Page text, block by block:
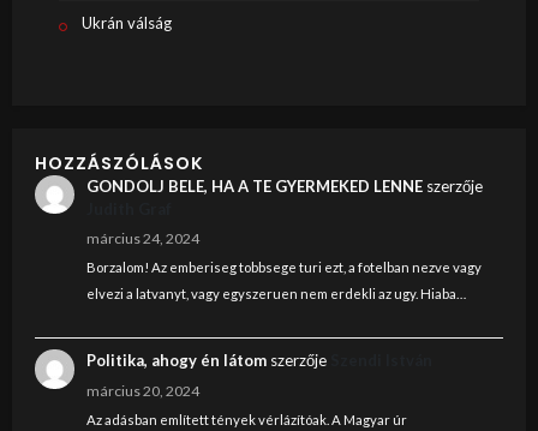
Ukrán válság
HOZZÁSZÓLÁSOK
GONDOLJ BELE, HA A TE GYERMEKED LENNEszerzője
március 24, 2024
Borzalom! Az emberiseg tobbsege turi ezt, a fotelban nezve vagy
elvezi a latvanyt, vagy egyszeruen nem erdekli az ugy. Hiaba…
Politika, ahogy én látomszerzője
március 20, 2024
Az adásban említett tények vérlázítóak. A Magyar úr